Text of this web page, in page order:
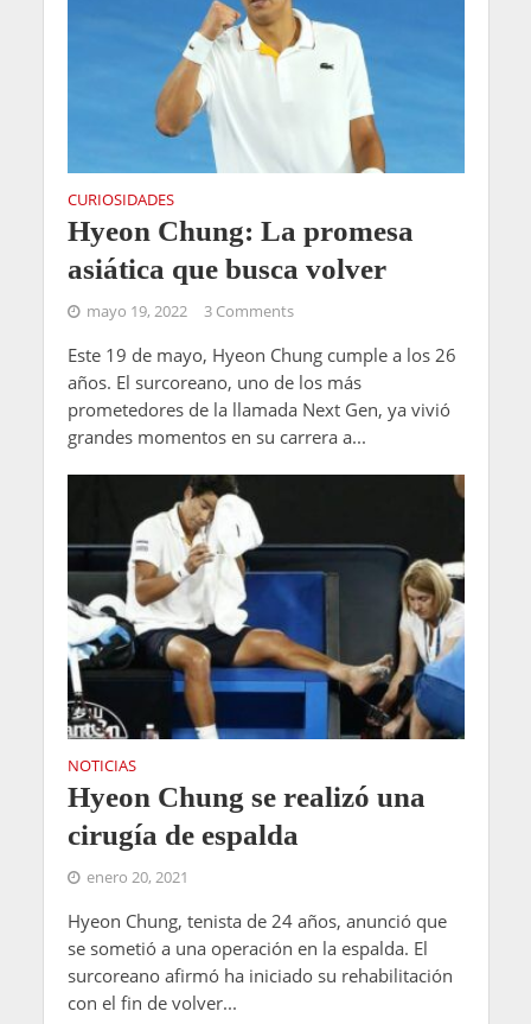
CURIOSIDADES
Hyeon Chung: La promesa
asiática que busca volver
mayo 19, 2022 3 Comments
Este 19 de mayo, Hyeon Chung cumple a los 26
años. El surcoreano, uno de los más
prometedores de la llamada Next Gen, ya vivió
grandes momentos en su carrera a...
NOTICIAS
Hyeon Chung se realizó una
cirugía de espalda
enero 20, 2021
Hyeon Chung, tenista de 24 años, anunció que
se sometió a una operación en la espalda. El
surcoreano afirmó ha iniciado su rehabilitación
con el fin de volver...